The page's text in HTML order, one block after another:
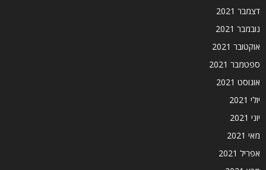
דצמבר 2021
נובמבר 2021
אוקטובר 2021
ספטמבר 2021
אוגוסט 2021
יולי 2021
יוני 2021
מאי 2021
אפריל 2021